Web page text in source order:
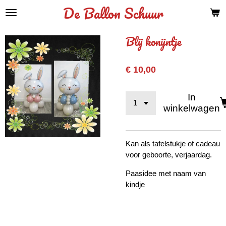
Ga
de
hoofdinhoud
De Ballon Schuur
Blij konijntje
€ 10,00
In
winkelwagen
Kan als tafelstukje of cadeau
voor geboorte, verjaardag.
Paasidee met naam van
kindje